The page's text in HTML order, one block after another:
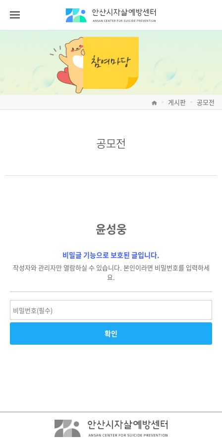
> 게시판 > 공모전
공모전
윤성웅
비밀글 기능으로 보호된 글입니다.
작성자와 관리자만 열람하실 수 있습니다. 본인이라면 비밀번호를 입력하세
요.